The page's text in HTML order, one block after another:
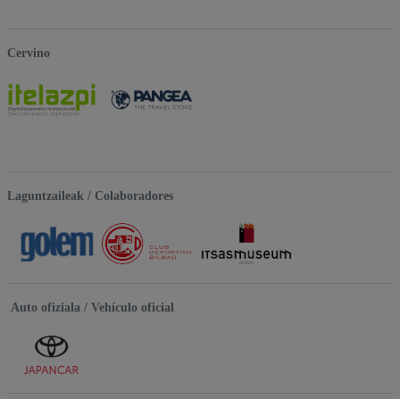
Cervino
Laguntzaileak / Colaboradores
Auto ofiziala / Vehículo oficial